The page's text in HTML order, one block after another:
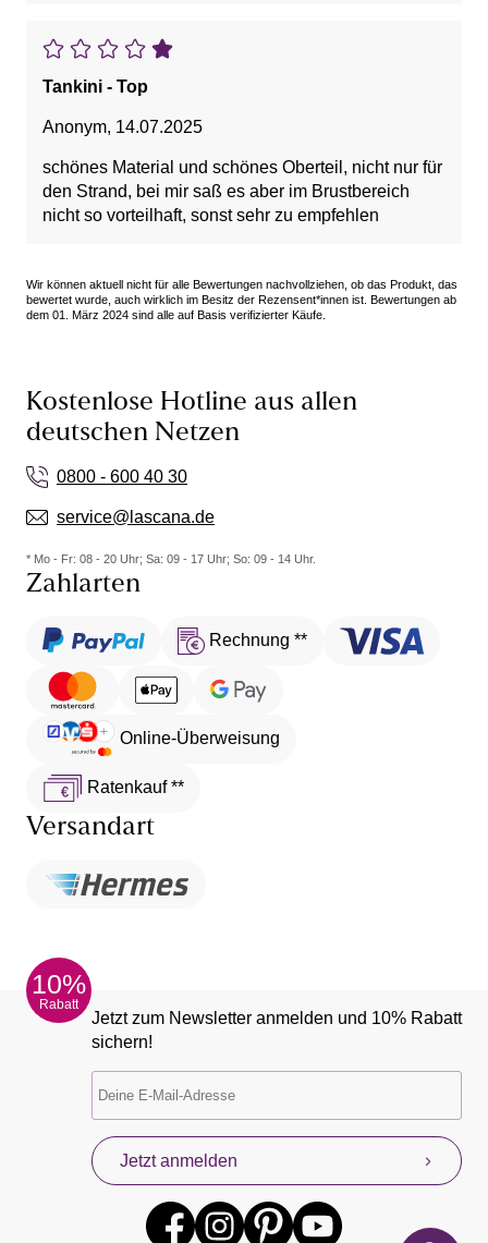
Tankini - Top
Anonym, 14.07.2025
schönes Material und schönes Oberteil, nicht nur für
den Strand, bei mir saß es aber im Brustbereich
nicht so vorteilhaft, sonst sehr zu empfehlen
Wir können aktuell nicht für alle Bewertungen nachvollziehen, ob das Produkt, das
bewertet wurde, auch wirklich im Besitz der Rezensent*innen ist. Bewertungen ab
dem 01. März 2024 sind alle auf Basis verifizierter Käufe.
Kostenlose Hotline aus allen
deutschen Netzen
0800 - 600 40 30
service@lascana.de
* Mo - Fr: 08 - 20 Uhr; Sa: 09 - 17 Uhr; So: 09 - 14 Uhr.
Zahlarten
Rechnung **
Online-Überweisung
Ratenkauf **
Versandart
10%
Rabatt
Jetzt zum Newsletter anmelden und 10% Rabatt
sichern!
Jetzt anmelden